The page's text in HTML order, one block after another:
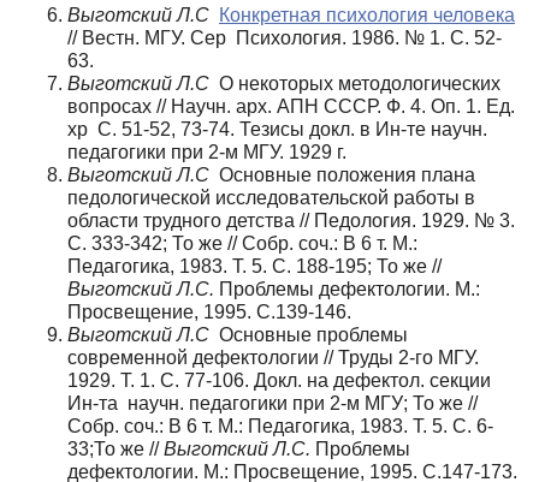
Выготский Л.С Конкретная психология человека
// Вестн. МГУ. Сер Психология. 1986. № 1. С. 52-
63.
Выготский Л.С О некоторых методологических
вопросах // Научн. арх. АПН СССР. Ф. 4. Оп. 1. Ед.
хр С. 51-52, 73-74. Тезисы докл. в Ин-те научн.
педагогики при 2-м МГУ. 1929 г.
Выготский Л.С Основные положения плана
педологической исследовательской работы в
области трудного детства // Педология. 1929. № 3.
С. 333-342; То же // Собр. соч.: В 6 т. М.:
Педагогика, 1983. Т. 5. С. 188-195; То же //
Выготский Л.С. Проблемы дефектологии. М.:
Просвещение, 1995. С.139-146.
Выготский Л.С Основные проблемы
современной дефектологии // Труды 2-го МГУ.
1929. Т. 1. С. 77-106. Докл. на дефектол. секции
Ин-та научн. педагогики при 2-м МГУ; То же //
Собр. соч.: В 6 т. М.: Педагогика, 1983. Т. 5. С. 6-
33;То же //Выготский Л.С. Проблемы
дефектологии. М.: Просвещение, 1995. С.147-173.